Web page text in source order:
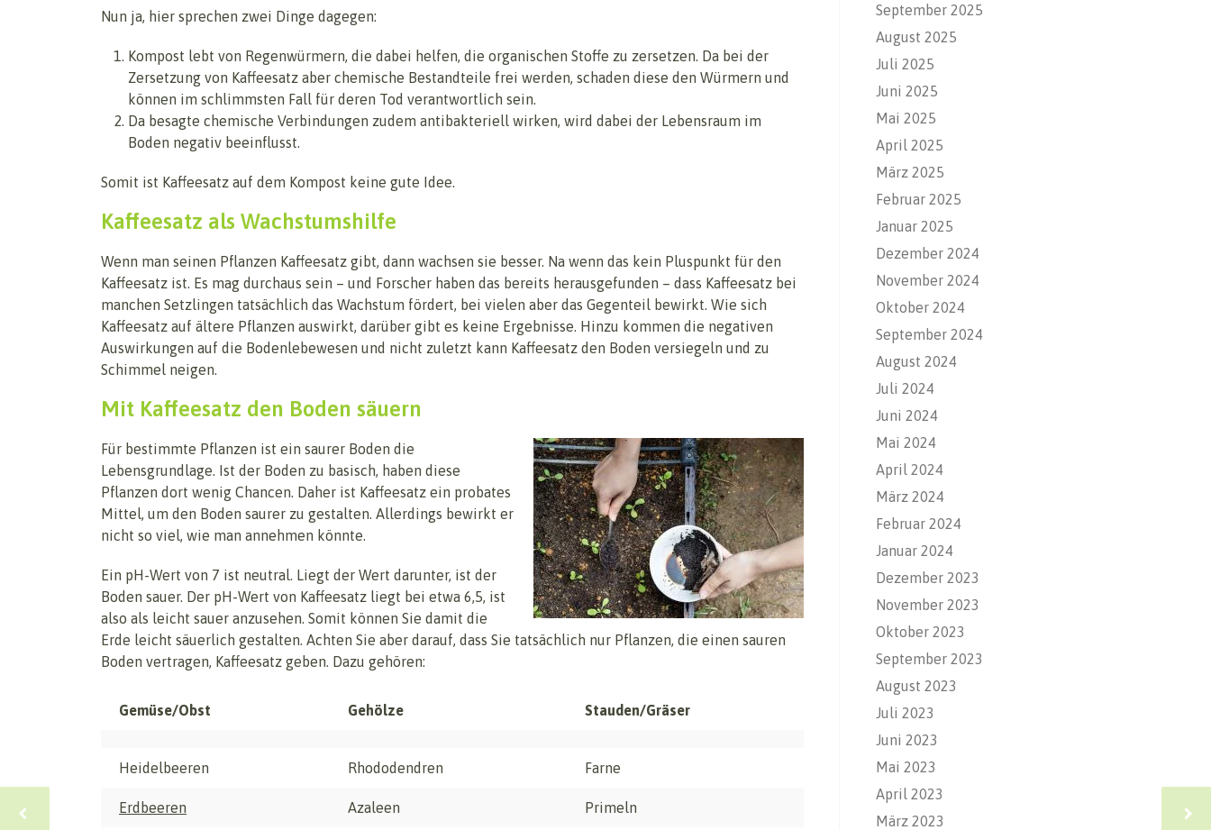
Nun ja, hier sprechen zwei Dinge dagegen:
Kompost lebt von Regenwürmern, die dabei helfen, die organischen Stoffe zu zersetzen. Da bei der
Zersetzung von Kaffeesatz aber chemische Bestandteile frei werden, schaden diese den Würmern und
können im schlimmsten Fall für deren Tod verantwortlich sein.
Da besagte chemische Verbindungen zudem antibakteriell wirken, wird dabei der Lebensraum im
Boden negativ beeinflusst.
Somit ist Kaffeesatz auf dem Kompost keine gute Idee.
Kaffeesatz als Wachstumshilfe
Wenn man seinen Pflanzen Kaffeesatz gibt, dann wachsen sie besser. Na wenn das kein Pluspunkt für den
Kaffeesatz ist. Es mag durchaus sein – und Forscher haben das bereits herausgefunden – dass Kaffeesatz bei
manchen Setzlingen tatsächlich das Wachstum fördert, bei vielen aber das Gegenteil bewirkt. Wie sich
Kaffeesatz auf ältere Pflanzen auswirkt, darüber gibt es keine Ergebnisse. Hinzu kommen die negativen
Auswirkungen auf die Bodenlebewesen und nicht zuletzt kann Kaffeesatz den Boden versiegeln und zu
Schimmel neigen.
Mit Kaffeesatz den Boden säuern
Für bestimmte Pflanzen ist ein saurer Boden die
Lebensgrundlage. Ist der Boden zu basisch, haben diese
Pflanzen dort wenig Chancen. Daher ist Kaffeesatz ein probates
Mittel, um den Boden saurer zu gestalten. Allerdings bewirkt er
nicht so viel, wie man annehmen könnte.
Ein pH-Wert von 7 ist neutral. Liegt der Wert darunter, ist der
Boden sauer. Der pH-Wert von Kaffeesatz liegt bei etwa 6,5, ist
also als leicht sauer anzusehen. Somit können Sie damit die
Erde leicht säuerlich gestalten. Achten Sie aber darauf, dass Sie tatsächlich nur Pflanzen, die einen sauren
Boden vertragen, Kaffeesatz geben. Dazu gehören:
Gemüse/Obst Gehölze Stauden/Gräser
Heidelbeeren Rhododendren Farne
Erdbeeren Azaleen Primeln
September 2025
August 2025
Juli 2025
Juni 2025
Mai 2025
April 2025
März 2025
Februar 2025
Januar 2025
Dezember 2024
November 2024
Oktober 2024
September 2024
August 2024
Juli 2024
Juni 2024
Mai 2024
April 2024
März 2024
Februar 2024
Januar 2024
Dezember 2023
November 2023
Oktober 2023
September 2023
August 2023
Juli 2023
Juni 2023
Mai 2023
April 2023
März 2023